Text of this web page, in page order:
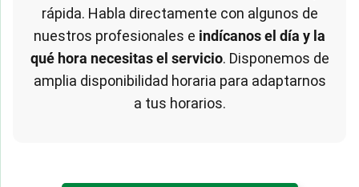
rápida. Habla directamente con algunos de
nuestros profesionales e indícanos el día y la
qué hora necesitas el servicio. Disponemos de
amplia disponibilidad horaria para adaptarnos
a tus horarios.